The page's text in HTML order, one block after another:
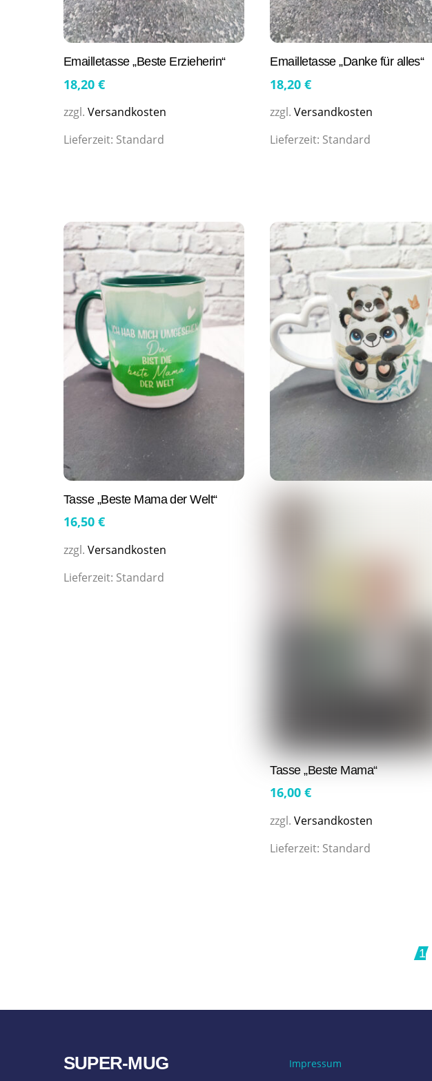
Emailletasse „Beste Erzieherin“
18,20 €
zzgl. Versandkosten
Lieferzeit: Standard
Emailletasse „Danke für alles“
18,20€
zzgl.Versandkosten
Lieferzeit: Standard
Tasse „Beste Mama der Welt“
16,50 €
zzgl. Versandkosten
Lieferzeit: Standard
Tasse „Beste Mama“
16,00€
zzgl.Versandkosten
Lieferzeit: Standard
1
SUPER-MUG Impressum